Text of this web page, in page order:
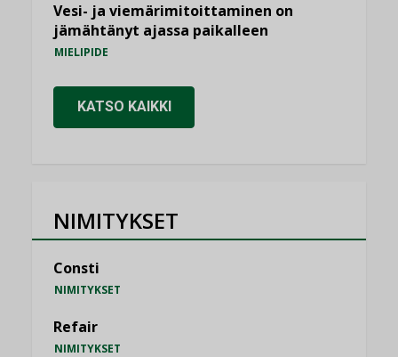
Vesi- ja viemärimitoittaminen on
jämähtänyt ajassa paikalleen
MIELIPIDE
KATSO KAIKKI
NIMITYKSET
Consti
NIMITYKSET
Refair
NIMITYKSET